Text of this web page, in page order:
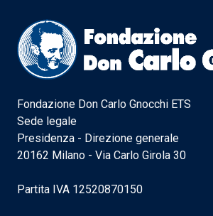
Fondazione Don Carlo Gnocchi ETS
Sede legale
Presidenza - Direzione generale
20162 Milano - Via Carlo Girola 30
Partita IVA 12520870150